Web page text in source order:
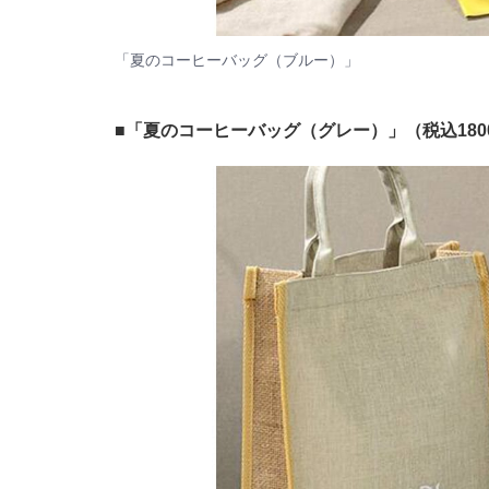
「夏のコーヒーバッグ（ブルー）」
■「夏のコーヒーバッグ（グレー）」（税込